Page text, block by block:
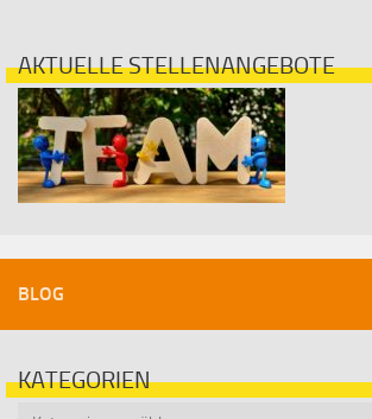
AKTUELLE STELLENANGEBOTE
BLOG
KATEGORIEN